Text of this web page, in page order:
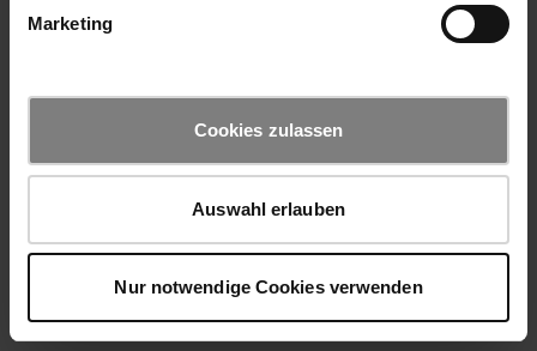
Marketing
Cookies zulassen
Auswahl erlauben
Nur notwendige Cookies verwenden